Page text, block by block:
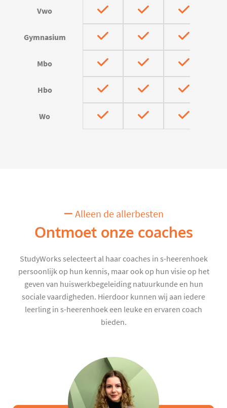
Vwo
Gymnasium
Mbo
Hbo
Wo
Alleen de allerbesten
Ontmoet onze coaches
StudyWorks selecteert al haar coaches in s-heerenhoek
persoonlijk op hun kennis, maar ook op hun visie op het
geven van huiswerkbegeleiding natuurkunde en hun
sociale vaardigheden. Hierdoor kunnen wij aan iedere
leerling in s-heerenhoek een leuke en ervaren coach
bieden.